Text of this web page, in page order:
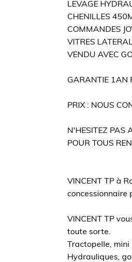
LEVAGE
CHENILLES
COMMANDES
VITRES
VENDU AVEC
GARANTIE 1AN
PRIX : NOUS
N'HESITEZ PAS
POUR TOUS
VINCENT TP à
concessionnaire
VINCENT TP
toute sorte.
Tractopelle,
Hydrauliques,